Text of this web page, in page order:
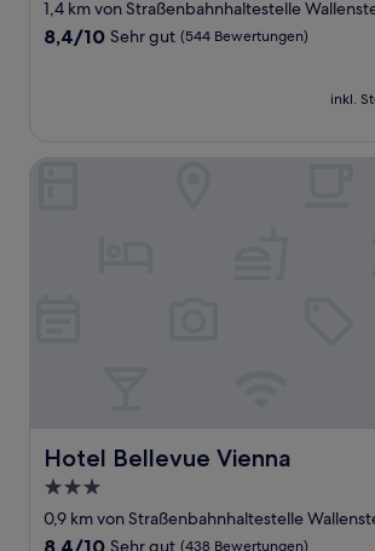
Unterkunft
1,4 km von Straßenbahnhaltestelle
8.4
Bewertungen)
8,4/10 Sehr gut (544 Bewertungen)
inkl.
Hotel Bellevue Vienna
Hotel Bellevue Vienna
3.0-
Sterne-
Unterkunft
0,9 km von Straßenbahnhaltestelle
8.4
8,4/10 Sehr gut (438 Bewertungen)